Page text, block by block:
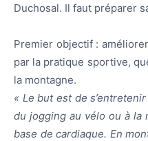
Duchosal. Il faut préparer
Premier objectif :
par la pratique sportive,
la montagne.
« Le but est de
du jogging au vélo ou à la
base de cardiaque. En